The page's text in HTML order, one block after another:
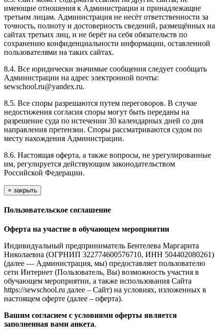
имеющие отношения к Администрации и принадлежащие
третьим лицам. Администрация не несёт ответственности за
точность, полноту и достоверность сведений, размещённых на
сайтах третьих лиц, и не берёт на себя обязательств по
сохранению конфиденциальности информации, оставленной
пользователями на таких сайтах.
8.4. Все юридически значимые сообщения следует сообщать
Администрации на адрес электронной почты:
sewschool.ru@yandex.ru.
8.5. Все споры разрешаются путем переговоров. В случае
недостижения согласия споры могут быть переданы на
разрешение суда по истечении 30 календарных дней со дня
направления претензии. Споры рассматриваются судом по
месту нахождения Администрации.
8.6. Настоящая оферта, а также вопросы, не урегулированные
им, регулируется действующим законодательством
Российской Федерации.
× закрыть
Пользовательское соглашение
Оферта на участие в обучающем мероприятии
Индивидуальный предприниматель Бентелева Маргарита
Николаевна (ОГРНИП 322774600576710, ИНН 504402080261)
(далее — Администрация, мы) предоставляет пользователю
сети Интернет (Пользователь, Вы) возможность участия в
обучающем мероприятии, а также использования Сайта
https://sewschool.ru далее – Сайт) на условиях, изложенных в
настоящем оферте (далее – оферта).
Вашим согласием с условиями оферты является
заполненная вами анкета.